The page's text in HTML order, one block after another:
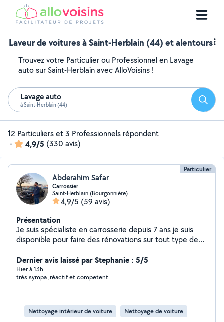
Laveur de voitures à Saint-Herblain (44) et alentours
Trouvez votre Particulier ou Professionnel en Lavage
auto sur Saint-Herblain avec AlloVoisins !
Lavage auto
à Saint-Herblain (44)
12 Particuliers et 3 Professionnels répondent
-
4,9/5 (330 avis)
Particulier
Abderahim Safar
Carrossier
Saint-Herblain (Bourgonnière)
4,9/5 (59 avis)
Présentation
Je suis spécialiste en carrosserie depuis 7 ans je suis
disponible pour faire des rénovations sur tout type de
pas à me contacter par téléphone
Dernier avis laissé par Stephanie : 5/5
Hier à 13h
très sympa ,réactif et competent
Nettoyage intérieur de voiture Nettoyage de voiture